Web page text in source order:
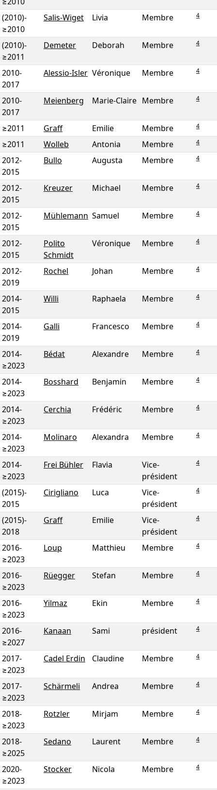
(2010)-
≥2010
Salis-Wiget Livia Membre 4
(2010)-
≥2011
Demeter Deborah Membre 4
2010-
2017
Alessio-Isler Véronique Membre 4
2010-
2017
Meienberg Marie-Claire Membre 4
≥2011 Graff Emilie Membre 4
≥2011 Wolleb Antonia Membre 4
2012-
2015
Bullo Augusta Membre 4
2012-
2015
Kreuzer Michael Membre 4
2012-
2015
Mühlemann Samuel Membre 4
2012-
2015
Polito
Schmidt
Véronique Membre 4
2012-
2019
Rochel Johan Membre 4
2014-
2015
Willi Raphaela Membre 4
2014-
2019
Galli Francesco Membre 4
2014-
≥2023
Bédat Alexandre Membre 4
2014-
≥2023
Bosshard Benjamin Membre 4
2014-
≥2023
Cerchia Frédéric Membre 4
2014-
≥2023
Molinaro Alexandra Membre 4
2014-
≥2023
Frei Bühler Flavia
Vice-
président
4
(2015)-
2015
Cirigliano Luca
Vice-
président
4
(2015)-
2018
Graff Emilie
Vice-
président
4
2016-
≥2023
Loup Matthieu Membre 4
2016-
≥2023
Rüegger Stefan Membre 4
2016-
≥2023
Yilmaz Ekin Membre 4
2016-
≥2027
Kanaan Sami président 4
2017-
≥2023
Cadel Erdin Claudine Membre 4
2017-
≥2023
Schärmeli Andrea Membre 4
2018-
≥2023
Rotzler Mirjam Membre 4
2018-
≥2025
Sedano Laurent Membre 4
2020-
≥2023
Stocker Nicola Membre 4